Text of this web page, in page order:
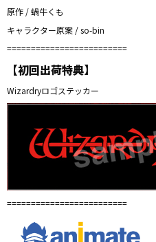
原作 / 蝸牛くも
キャラクター原案 / so-bin
=========================
【初回出荷特典】
Wizardryロゴステッカー
=========================